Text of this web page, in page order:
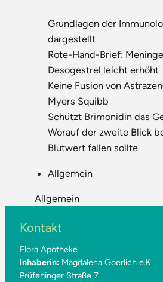
Grundlagen der
dargestellt
Rote-Hand-Brief:
Desogestrel leicht erhöht
Keine Fusion von
Myers Squibb
Schützt Brimonidin das
Worauf der zweite Blick
Blutwert fallen sollte
Allgemein
Allgemein
Kontakt
Flora Apotheke
Inhaberin: Magdalena Goerlich e.K.
Prüfeninger Straße 7